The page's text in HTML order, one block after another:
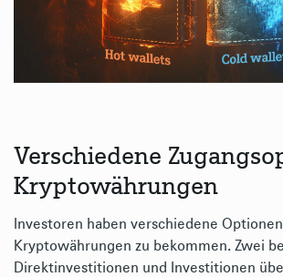
Verschiedene
Kryptowährungen
Investoren haben verschiedene
Kryptowährungen zu bekommen. Zwei
Direktinvestitionen und Investitionen